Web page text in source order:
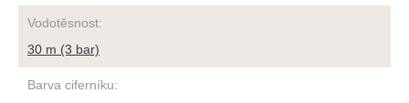
Vodotěsnost:
30 m (3 bar)
Barva ciferníku: